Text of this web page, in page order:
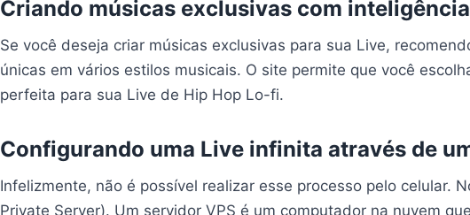
Criando músicas exclusivas com
Se você deseja criar músicas exclusivas para sua Live,
únicas em vários estilos musicais. O site permite que você
perfeita para sua Live de Hip Hop Lo-fi.
Configurando uma Live infinita através de
Infelizmente, não é possível realizar esse processo pelo celular.
Private Server). Um servidor VPS é um computador na nuvem